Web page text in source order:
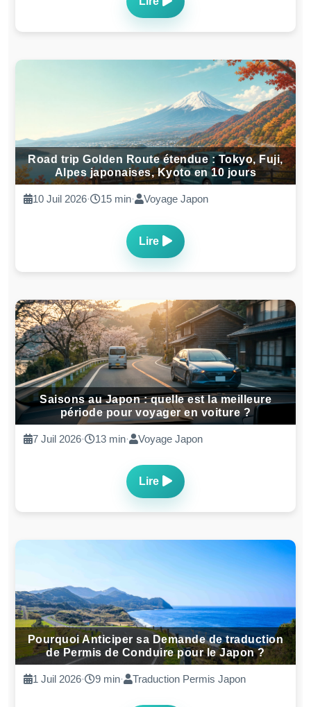
Road trip Golden Route étendue : Tokyo, Fuji,
Alpes japonaises, Kyoto en 10 jours
10 Juil 2026· 15 min· Voyage Japon
Lire
Saisons au Japon : quelle est la meilleure
période pour voyager en voiture ?
7 Juil 2026· 13 min· Voyage Japon
Lire
Pourquoi Anticiper sa Demande de traduction
de Permis de Conduire pour le Japon ?
1 Juil 2026· 9 min· Traduction Permis Japon